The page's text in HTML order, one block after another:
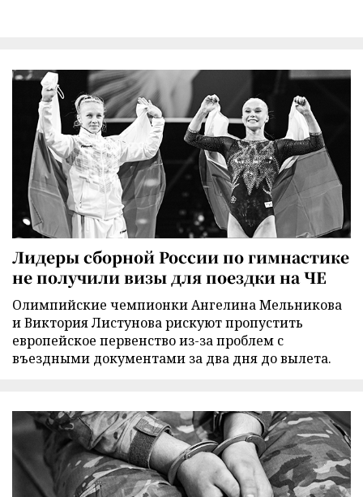
Лидеры сборной России по гимнастике
не получили визы для поездки на ЧЕ
Олимпийские чемпионки Ангелина Мельникова
и Виктория Листунова рискуют пропустить
европейское первенство из-за проблем с
въездными документами за два дня до вылета.